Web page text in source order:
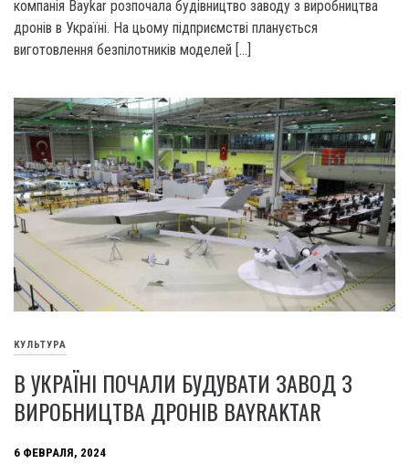
компанія Baykar розпочала будівництво заводу з виробництва
дронів в Україні. На цьому підприємстві планується
виготовлення безпілотників моделей […]
КУЛЬТУРА
В УКРАЇНІ ПОЧАЛИ БУДУВАТИ ЗАВОД З
ВИРОБНИЦТВА ДРОНІВ BAYRAKTAR
6 ФЕВРАЛЯ, 2024